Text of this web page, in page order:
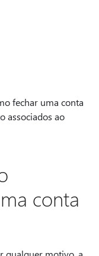
fechar uma conta
associados ao
conta